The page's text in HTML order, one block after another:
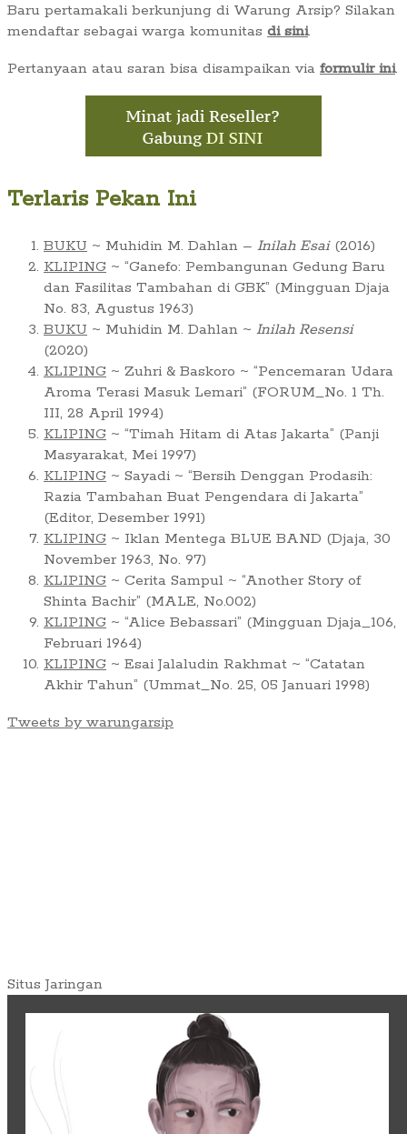
Baru pertamakali berkunjung di Warung Arsip? Silakan
mendaftar sebagai warga komunitas di sini.
Pertanyaan atau saran bisa disampaikan via formulir ini.
Terlaris Pekan Ini
BUKU ~ Muhidin M. Dahlan – Inilah Esai(2016)
KLIPING ~ “Ganefo: Pembangunan Gedung Baru
dan Fasilitas Tambahan di GBK” (Mingguan Djaja
No. 83, Agustus 1963)
BUKU ~ Muhidin M. Dahlan ~ Inilah Resensi
(2020)
KLIPING ~ Zuhri & Baskoro ~ “Pencemaran Udara
Aroma Terasi Masuk Lemari” (FORUM_No. 1 Th.
III, 28 April 1994)
KLIPING ~ “Timah Hitam di Atas Jakarta” (Panji
Masyarakat, Mei 1997)
KLIPING ~ Sayadi ~ “Bersih Denggan Prodasih:
Razia Tambahan Buat Pengendara di Jakarta”
(Editor, Desember 1991)
KLIPING ~ Iklan Mentega BLUE BAND (Djaja, 30
November 1963, No. 97)
KLIPING ~ Cerita Sampul ~ “Another Story of
Shinta Bachir” (MALE, No.002)
KLIPING ~ “Alice Bebassari” (Mingguan Djaja_106,
Februari 1964)
KLIPING ~ Esai Jalaludin Rakhmat ~ “Catatan
Akhir Tahun” (Ummat_No. 25, 05 Januari 1998)
Tweets by warungarsip
Situs Jaringan